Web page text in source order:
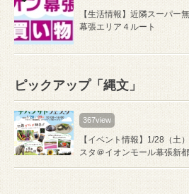
【生活情報】近隣スーパ
幕張エリア４ルート
ピックアップ「縄文」
367view
【イベント情報】1/28（土
スタ＠イオンモール幕張新都